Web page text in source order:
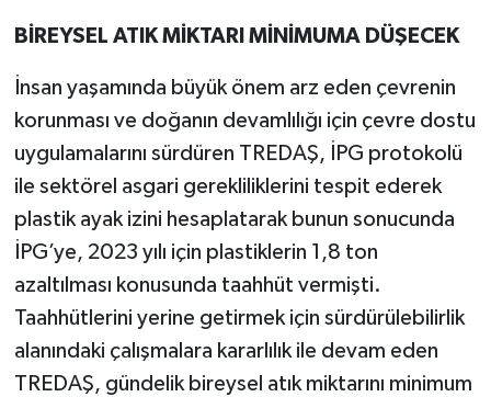
BİREYSEL ATIK MİKTARI MİNİMUMA DÜŞECEK
İnsan yaşamında büyük önem arz eden çevrenin
korunması ve doğanın devamlılığı için çevre dostu
uygulamalarını sürdüren TREDAŞ, İPG protokolü
ile sektörel asgari gerekliliklerini tespit ederek
plastik ayak izini hesaplatarak bunun sonucunda
İPG’ye, 2023 yılı için plastiklerin 1,8 ton
azaltılması konusunda taahhüt vermişti.
Taahhütlerini yerine getirmek için sürdürülebilirlik
alanındaki çalışmalara kararlılık ile devam eden
TREDAŞ, gündelik bireysel atık miktarını minimum